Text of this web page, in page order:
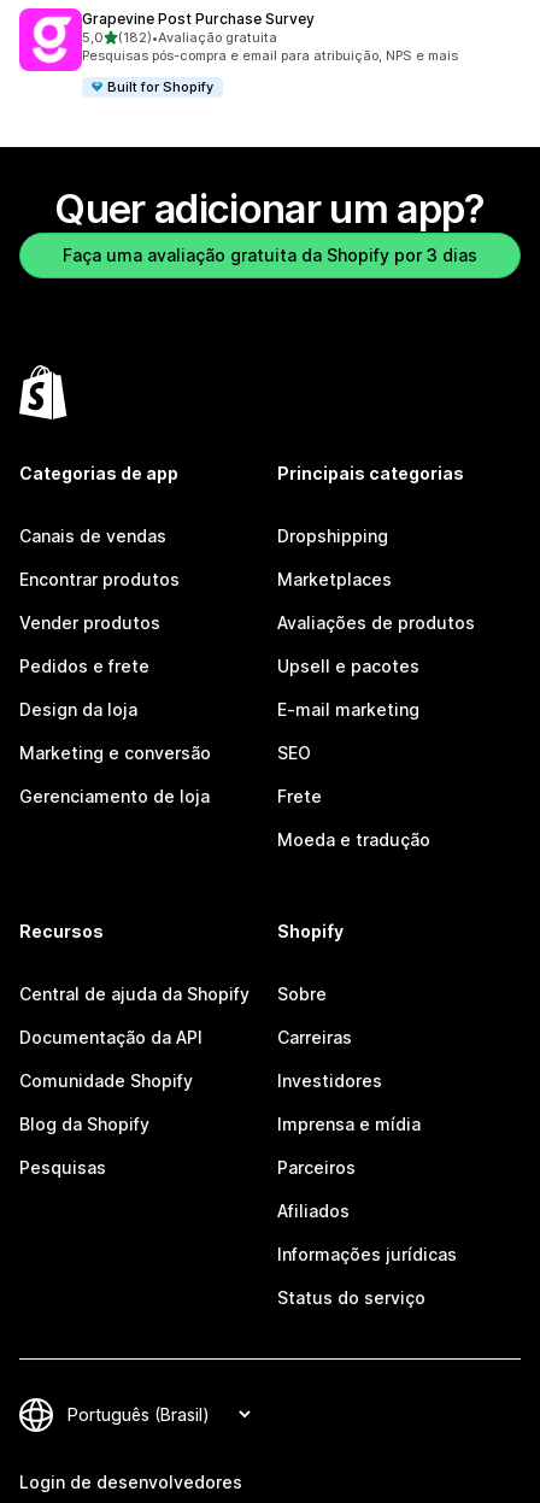
Grapevine Post Purchase Survey
5,0de 5 estrelas
(182)
182 avaliações ao todo
•Avaliação gratuita
Pesquisas pós-compra e email para atribuição, NPS e mais
Built for Shopify
Quer adicionar um app?
Faça uma avaliação gratuita da Shopify por 3 dias
Categorias de app
Canais de vendas
Encontrar produtos
Vender produtos
Pedidos e frete
Design da loja
Marketing e conversão
Gerenciamento de loja
Principais categorias
Dropshipping
Marketplaces
Avaliações de produtos
Upsell e pacotes
E-mail marketing
SEO
Frete
Moeda e tradução
Recursos
Central de ajuda da Shopify
Documentação da API
Comunidade Shopify
Blog da Shopify
Pesquisas
Shopify
Sobre
Carreiras
Investidores
Imprensa e mídia
Parceiros
Afiliados
Informações jurídicas
Status do serviço
Login de desenvolvedores